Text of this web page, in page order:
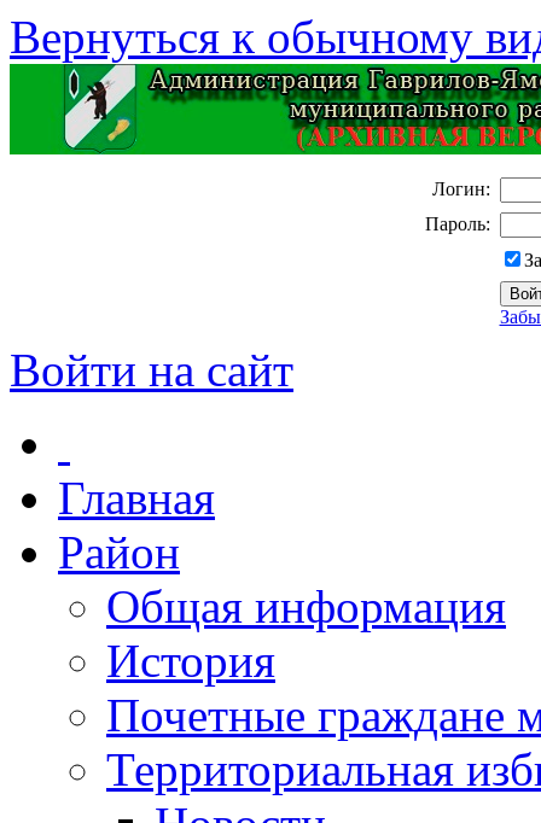
Вернуться к обычному
Логин:
Пароль:
Войти на сайт
Главная
Район
Общая информация
История
Почетные граждане
Территориальная